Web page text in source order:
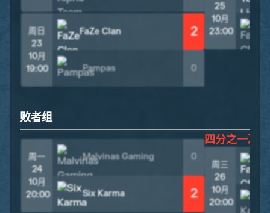
周日
23
10月
19:00
FaZe Clan 2
Pampas 0
25
10月
23:00
败者组
周一
24
10月
20:00
Malvinas Gaming 0
Six Karma 2
四分之一决赛
周三
26
10月
20:00